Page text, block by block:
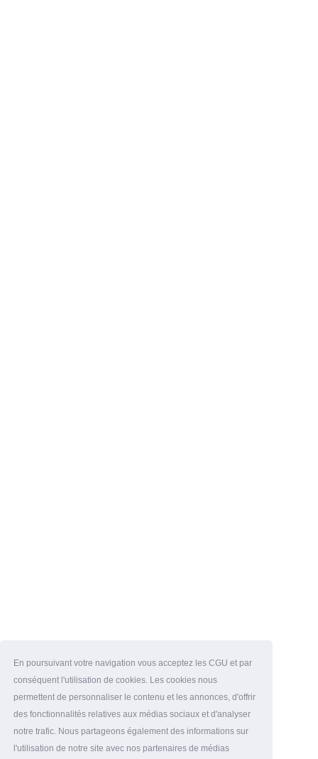
En poursuivant votre navigation vous acceptez les CGU et par
conséquent l'utilisation de cookies. Les cookies nous
permettent de personnaliser le contenu et les annonces, d'offrir
des fonctionnalités relatives aux médias sociaux et d'analyser
notre trafic. Nous partageons également des informations sur
l'utilisation de notre site avec nos partenaires de médias